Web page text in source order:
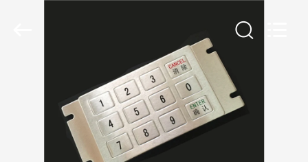
PRODUTOS